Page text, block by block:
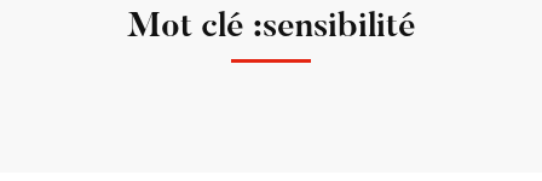
Mot clé :sensibilité